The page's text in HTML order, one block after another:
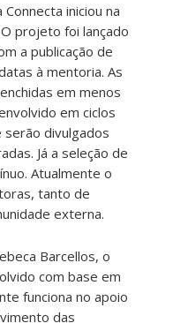
iniciou na
projeto foi lançado
a publicação de
à mentoria. As
em menos
em ciclos
divulgados
Já a seleção de
Atualmente o
tanto de
externa.
Barcellos, o
com base em
funciona no apoio
das